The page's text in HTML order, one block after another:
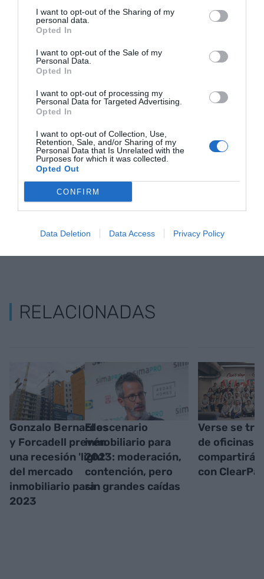
I want to opt-out of the Sharing of my
personal data.
Opted In
I want to opt-out of the Sale of my
Personal Data.
Opted In
I want to opt-out of processing my
Personal Data for Targeted Advertising.
Opted In
I want to opt-out of Collection, Use,
Retention, Sale, and/or Sharing of my
Personal Data that Is Unrelated with the
Purposes for which it was collected.
Opted Out
CONFIRM
Data Deletion Data Access Privacy Policy
perimetrales y todo ello rodeado de más de 3 km
lineales de zonas verdes.
El precio en esta zona de la capital catalana es de
espacios con estas características.
AñadirVIA Empresacomo fuente preferida
de Google de forma gratuita
Mantente informado con las últimas noticias de
actualidad
ACTIVAR AHORA
RELACIONADAS
Gonzalo Bernardos
y Forcadell prevén
una recesión 'light'
del mercado
inmobiliario para
2023
El escenario
inmobiliario para
2023: moderación,
contención, pero
sin grandes caídas
Verse se
de oficinas y
compartirá
con